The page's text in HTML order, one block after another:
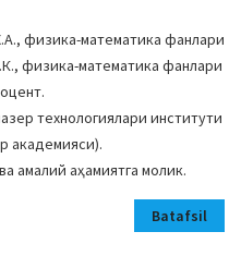
физика-математика фанлари
физика-математика фанлари
технологиялари институти
академияси).
амалий аҳамиятга молик.
Batafsil